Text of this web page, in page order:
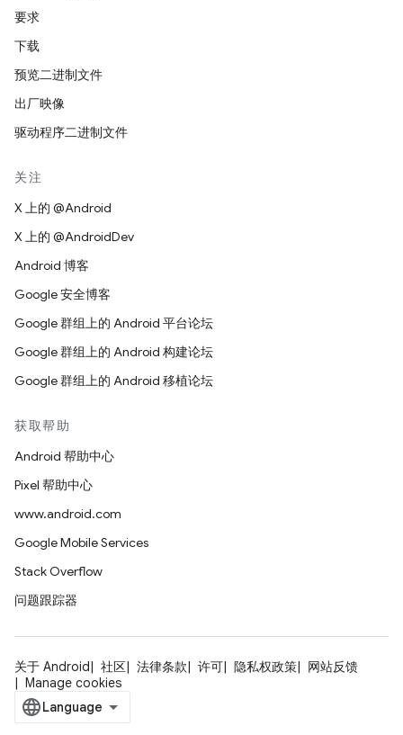
要求
下载
预览二进制文件
出厂映像
驱动程序二进制文件
关注
X 上的 @Android
X 上的 @AndroidDev
Android 博客
Google 安全博客
Google 群组上的 Android 平台论坛
Google 群组上的 Android 构建论坛
Google 群组上的 Android 移植论坛
获取帮助
Android 帮助中心
Pixel 帮助中心
www.android.com
Google Mobile Services
Stack Overflow
问题跟踪器
关于 Android 社区 法律条款 许可 隐私权政策
网站反馈
Manage cookies